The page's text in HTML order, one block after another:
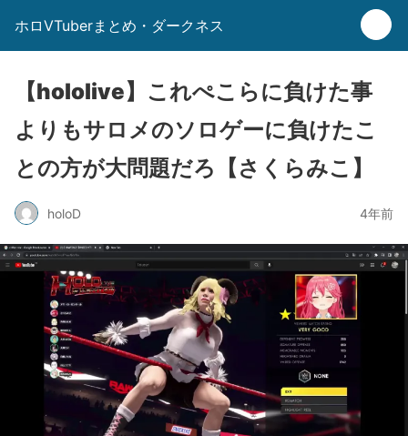
ホロVTuberまとめ・ダークネス
【hololive】これぺこらに負けた事
よりもサロメのソロゲーに負けたこ
との方が大問題だろ【さくらみこ】
holoD 4年前